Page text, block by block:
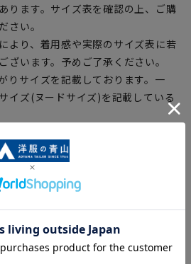
ります。サイズ表を確認の上、ご購
さい。
より、着用感や実際のサイズ表に若
ざいます。予めご了承ください。
りサイズを記載しております。一
イズ(ヌードサイズ)を記載している
掲載画像の色味が異なる場合がござ
商品在庫を共有しております関係
きましても、ご注文のタイミングに
スを選択できない場合がございま